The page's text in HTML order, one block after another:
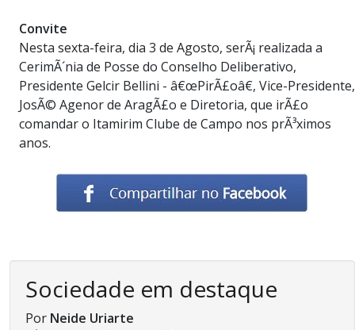
Convite
Nesta sexta-feira, dia 3 de Agosto, serÃ¡ realizada a
CerimÃ´nia de Posse do Conselho Deliberativo,
Presidente Gelcir Bellini - â€œPirÃ£oâ€, Vice-Presidente,
JosÃ© Agenor de AragÃ£o e Diretoria, que irÃ£o
comandar o Itamirim Clube de Campo nos prÃ³ximos
anos.
Sociedade em destaque
Por Neide Uriarte